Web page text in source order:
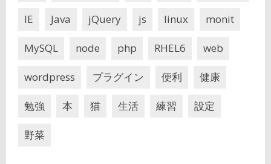
IE Java jQuery js linux monit
MySQL node php RHEL6 web
wordpress プラグイン 便利 健康
勉強 本 猫 生活 練習 設定
野菜